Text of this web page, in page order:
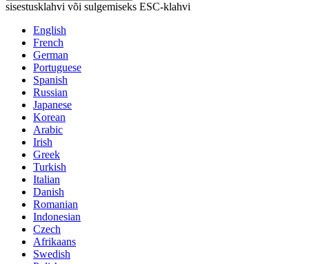
sisestusklahvi või sulgemiseks ESC-klahvi
English
French
German
Portuguese
Spanish
Russian
Japanese
Korean
Arabic
Irish
Greek
Turkish
Italian
Danish
Romanian
Indonesian
Czech
Afrikaans
Swedish